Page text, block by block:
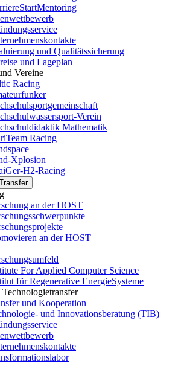
und Qualitätssicherung
und Lageplan
Vereine
Racing
Verein
Mathematik
Racing
Xplosion
H2-Racing
an der HOST
an der HOST
For Applied Computer Science
für Regenerative EnergieSysteme
Technologietransfer
und Kooperation
und Innovationsberatung (TIB)